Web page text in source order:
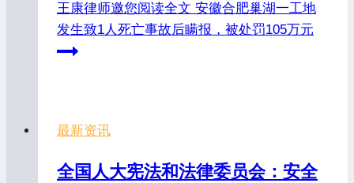
王康律师邀您阅读全文 安徽合肥巢湖一工地
发生致1人死亡事故后瞒报，被处罚105万元
最新资讯
全国人大宪法和法律委员会：安全